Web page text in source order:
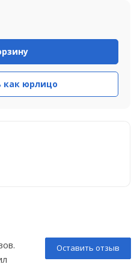
как юрлицо
Оставить отзыв